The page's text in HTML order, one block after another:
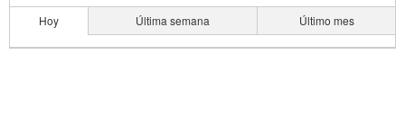
Hoy Última semana Último mes